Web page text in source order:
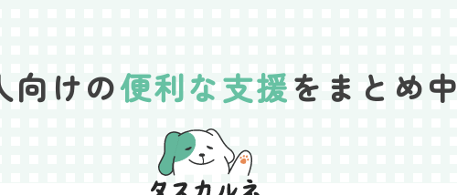
向けの便利な支援をまとめ中